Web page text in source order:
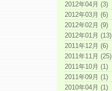
2012年04月 (3)
2012年03月 (6)
2012年02月 (9)
2012年01月 (13)
2011年12月 (6)
2011年11月 (25)
2011年10月 (1)
2011年09月 (1)
2010年04月 (1)